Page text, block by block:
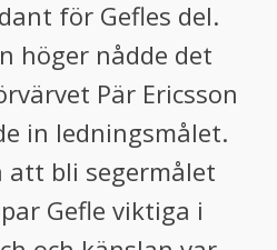
för Gefles del.
höger nådde det
Pär Ericsson
in ledningsmålet.
att bli segermålet
Gefle viktiga i